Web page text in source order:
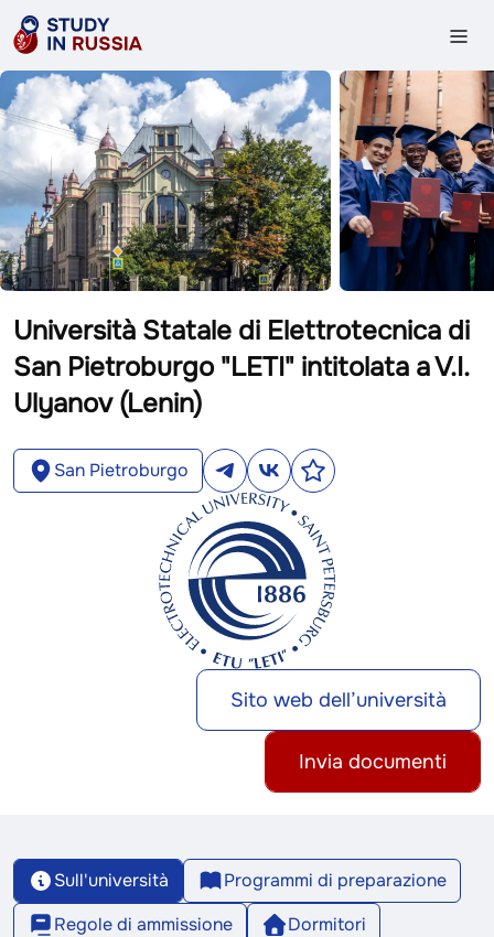
Università Statale di Elettrotecnica di
San Pietroburgo "LETI" intitolata a V.I.
Ulyanov (Lenin)
San Pietroburgo
Sito web dell’università
Invia documenti
Sull'università
Programmi di preparazione
Regole di ammissione
Dormitori